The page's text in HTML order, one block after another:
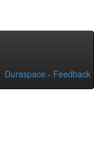
Duraspace - Feedback